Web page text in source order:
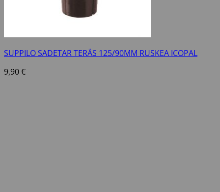
SUPPILO SADETAR TERÄS 125/90MM RUSKEA ICOPAL
9,90€